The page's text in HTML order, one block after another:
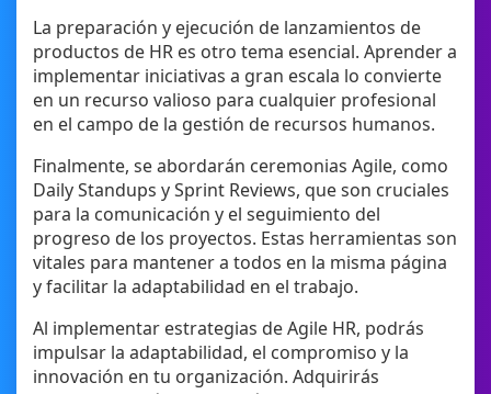
La preparación y ejecución de lanzamientos de
productos de HR es otro tema esencial. Aprender a
implementar iniciativas a gran escala lo convierte
en un recurso valioso para cualquier profesional
en el campo de la gestión de recursos humanos.
Finalmente, se abordarán ceremonias Agile, como
Daily Standups y Sprint Reviews, que son cruciales
para la comunicación y el seguimiento del
progreso de los proyectos. Estas herramientas son
vitales para mantener a todos en la misma página
y facilitar la adaptabilidad en el trabajo.
Al implementar estrategias de Agile HR, podrás
impulsar la adaptabilidad, el compromiso y la
innovación en tu organización. Adquirirás